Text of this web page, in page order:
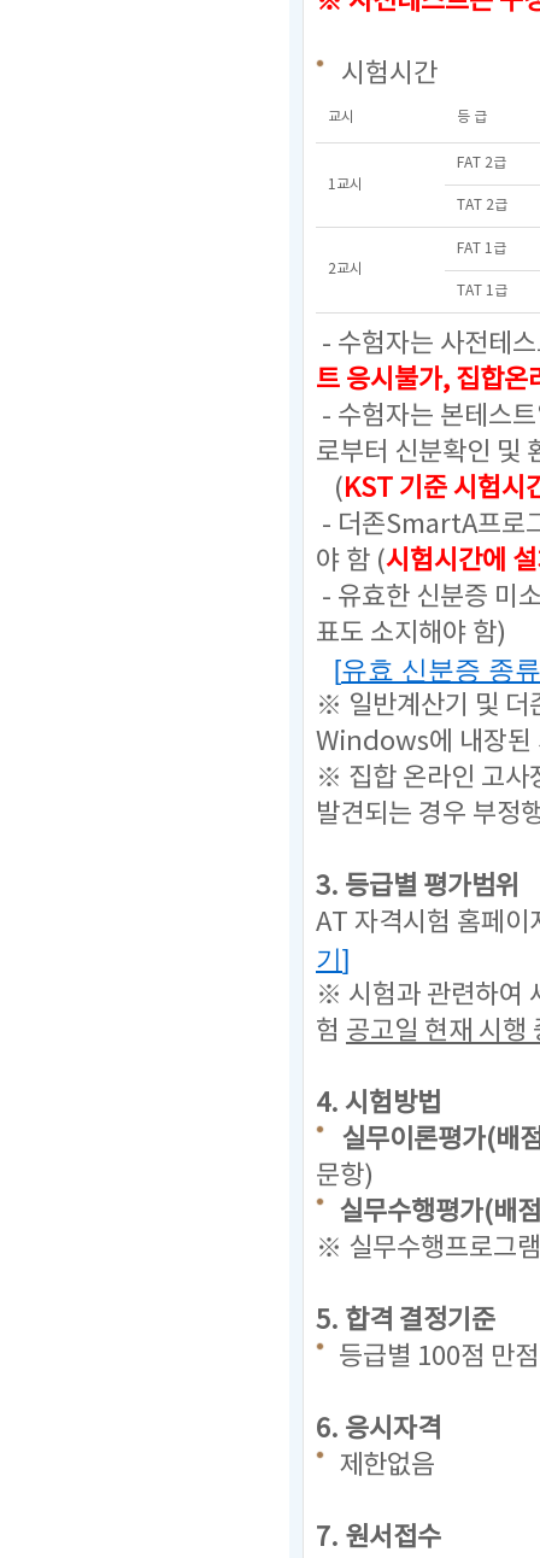
시험시간
교시 등 급
1교시
FAT 2급
TAT 2급
2교시
FAT 1급
TAT 1급
- 수험자는 사전테
트 응시불가, 집합온
- 수험자는 본테스
로부터 신분확인 및
(KST 기준 시험시
- 더존SmartA프로
야 함 (시험시간에
- 유효한 신분증 미
표도 소지해야 함)
[유효 신분증 종
※ 일반계산기 및 더
Windows에 내장된
※ 집합 온라인 고사
발견되는 경우 부정
3. 등급별 평가범위
AT 자격시험 홈페
기]
※ 시험과 관련하여
험 공고일 현재 시행
4. 시험방법
실무이론평가(배
문항)
실무수행평가(배
※ 실무수행프로그
5. 합격 결정기준
등급별 100점 만
6. 응시자격
제한없음
7. 원서접수